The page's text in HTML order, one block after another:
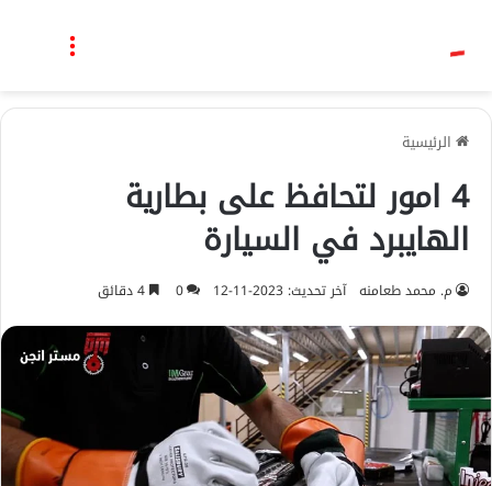
بحث عن
الرئيسية
4 امور لتحافظ على بطارية
الهايبرد في السيارة
م. محمد طعامنه آخر تحديث: 2023-11-12 0